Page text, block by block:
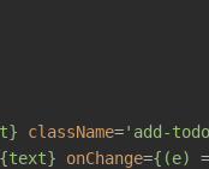
className='add-
{text} onChange={(e)